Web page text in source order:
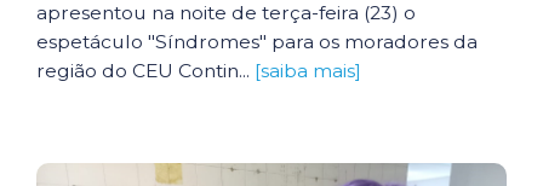
apresentou na noite de terça-feira (23) o
espetáculo "Síndromes" para os moradores da
região do CEU Contin... [saiba mais]